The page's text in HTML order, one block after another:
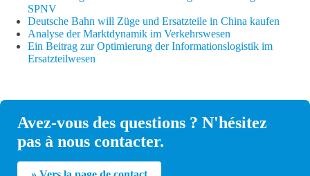
SPNV
Deutsche Bahn will Züge und Ersatzteile in China kaufen
Analyse der Marktdynamik im Verkehrswesen
Ein Beitrag zur Optimierung der Informationslogistik im
Ersatzteilwesen
Avez-vous des questions ? N'hésitez
pas à nous contacter.